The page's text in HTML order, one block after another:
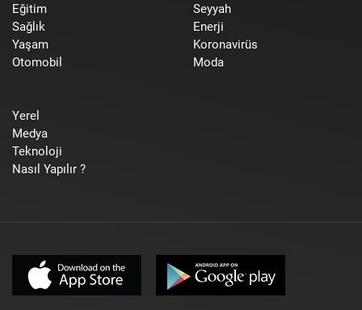
Eğitim
Sağlık
Yaşam
Otomobil
Seyyah
Enerji
Koronavirüs
Moda
Yerel
Medya
Teknoloji
Nasıl Yapılır ?